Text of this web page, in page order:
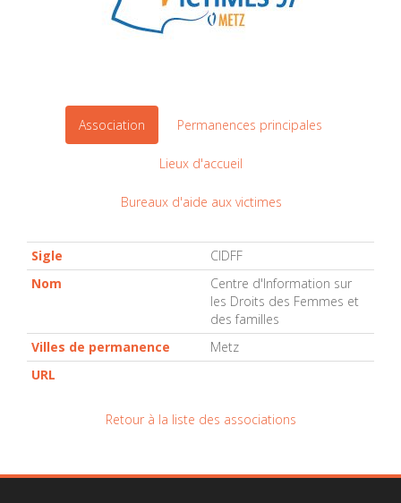
Association Permanences principales
Lieux d'accueil
Bureaux d'aide aux victimes
Sigle
CIDFF
Nom
Centre d'Information sur
les Droits des Femmes et
des familles
Villes de permanence
Metz
URL
Retour à la liste des associations